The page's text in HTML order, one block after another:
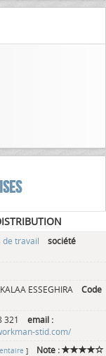
de travail
société
ESSEGHIRA
Code
321
email :
stid.com/
] Note :